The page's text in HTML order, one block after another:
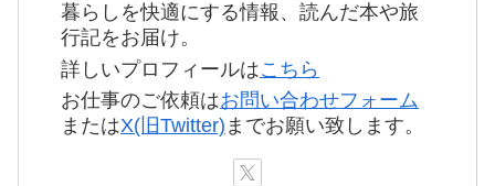
暮らしを快適にする情報、読んだ本や旅
行記をお届け。
詳しいプロフィールはこちら
お仕事のご依頼はお問い合わせフォーム
またはX(旧Twitter) までお願い致します。